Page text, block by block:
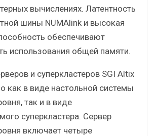
вычислениях. Латентность
шины NUMAlink и высокая
обеспечивают
использования общей памяти.
и суперкластеров SGI Altix
как в виде настольной системы
так и в виде
суперкластера. Сервер
включает четыре